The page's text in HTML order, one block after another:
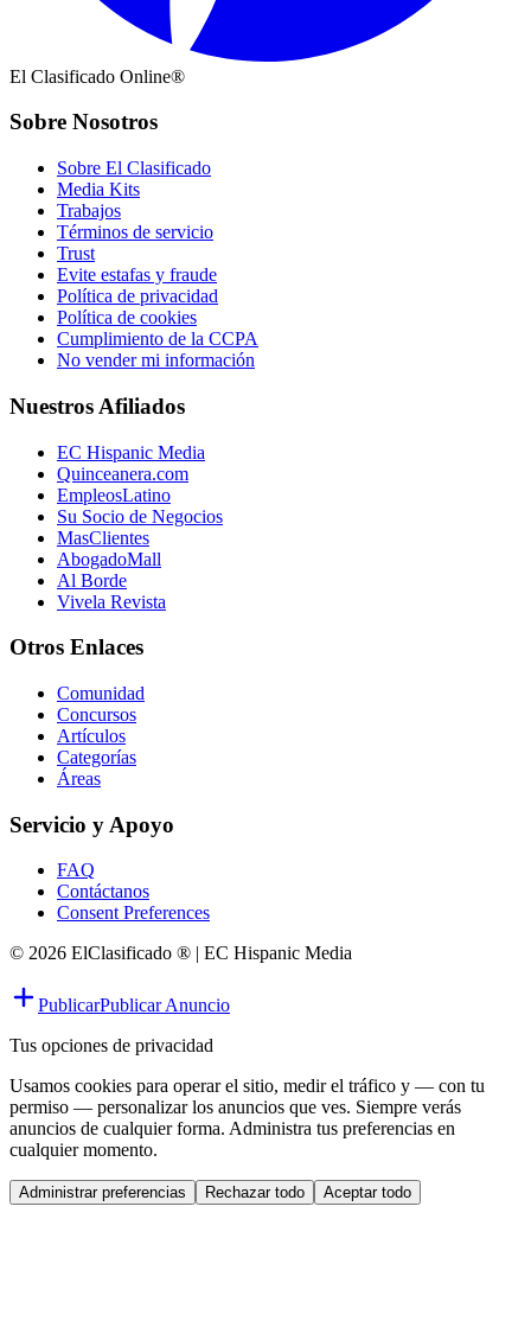
El Clasificado Online®
Sobre Nosotros
Sobre El Clasificado
Media Kits
Trabajos
Términos de servicio
Trust
Evite estafas y fraude
Política de privacidad
Política de cookies
Cumplimiento de la CCPA
No vender mi información
Nuestros Afiliados
EC Hispanic Media
Quinceanera.com
EmpleosLatino
Su Socio de Negocios
MasClientes
AbogadoMall
Al Borde
Vivela Revista
Otros Enlaces
Comunidad
Concursos
Artículos
Categorías
Áreas
Servicio y Apoyo
FAQ
Contáctanos
Consent Preferences
© 2026 ElClasificado ® | EC Hispanic Media
PublicarPublicar Anuncio
Tus opciones de privacidad
Usamos cookies para operar el sitio, medir el tráfico y — con tu
permiso — personalizar los anuncios que ves. Siempre verás
anuncios de cualquier forma. Administra tus preferencias en
cualquier momento.
Administrar preferencias Rechazar todo Aceptar todo